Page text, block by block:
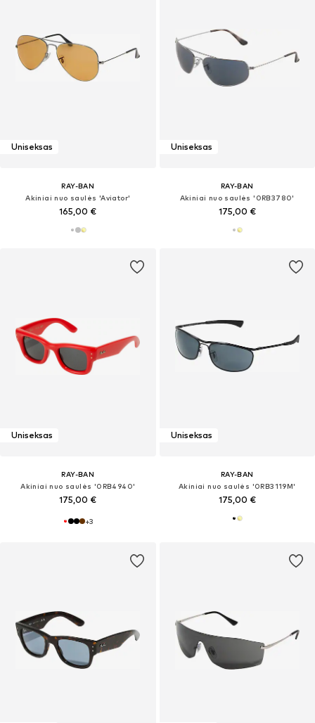
Uniseksas
RAY-BAN
Akiniai nuo saulės 'Aviator'
165,00 €
Uniseksas
RAY-BAN
Akiniai nuo saulės '0RB3780'
175,00 €
Uniseksas
RAY-BAN
Akiniai nuo saulės '0RB4940'
175,00 €
+3
Uniseksas
RAY-BAN
Akiniai nuo saulės '0RB3119M'
175,00 €